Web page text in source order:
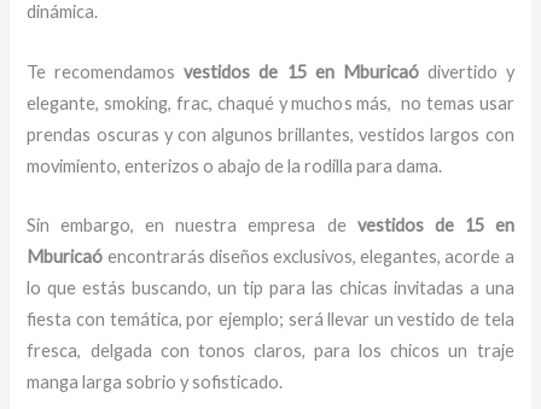
dinámica.
Te recomendamosvestidos de 15en Mburicaó divertido y
elegante, smoking, frac, chaqué y muchos más, no temas usar
prendas oscuras y con algunos brillantes, vestidos largos con
movimiento, enterizos o abajo de la rodilla para dama.
Sin embargo, en nuestra empresa de vestidos de 15en
Mburicaó encontrarás diseños exclusivos, elegantes, acorde a
lo que estás buscando, un tip para las chicas invitadas a una
fiesta con temática, por ejemplo; será llevar un vestido de tela
fresca, delgada con tonos claros, para los chicos un traje
manga larga sobrio y sofisticado.